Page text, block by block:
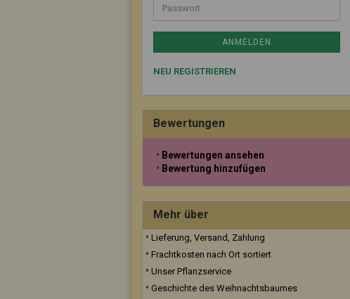
ANMELDEN
NEU REGISTRIEREN
Bewertungen
Bewertungen ansehen
Bewertung hinzufügen
Mehr über
Lieferung, Versand, Zahlung
Frachtkosten nach Ort sortiert
Unser Pflanzservice
Geschichte des Weihnachtsbaumes